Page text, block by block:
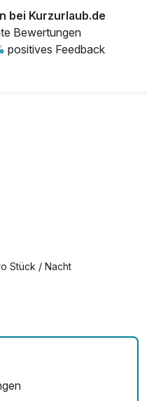
- Kinder
bei Kurzurlaub.de
Bewertungen
positives Feedback
Stück / Nacht